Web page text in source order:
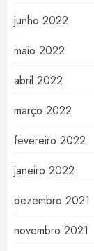
junho 2022
maio 2022
abril 2022
março 2022
fevereiro 2022
janeiro 2022
dezembro 2021
novembro 2021